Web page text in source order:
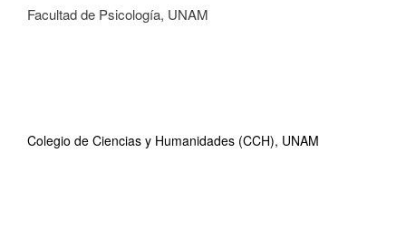
Facultad de Psicología, UNAM
Colegio de Ciencias y Humanidades (CCH), UNAM